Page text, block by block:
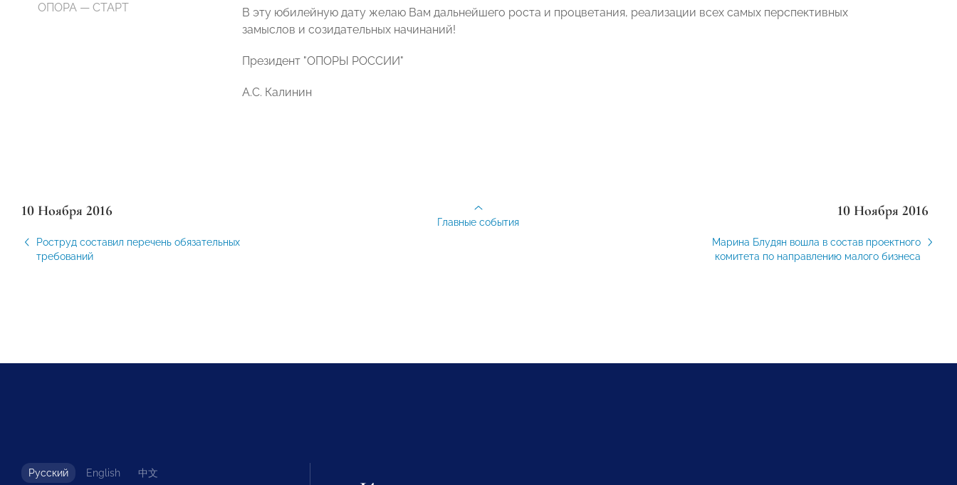
ОПОРА — СТАРТ
В эту юбилейную дату желаю Вам дальнейшего роста и процветания, реализации всех самых перспективных
замыслов и созидательных начинаний!
Президент "ОПОРЫ РОССИИ"
А.С. Калинин
10 Ноября 2016
Роструд составил перечень обязательных
требований
10 Ноября 2016
Марина Блудян вошла в состав проектного
комитета по направлению малого бизнеса
Главные события
Русский English 中文